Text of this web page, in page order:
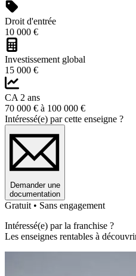
Droit d'entrée
10 000 €
Investissement global
15 000 €
CA 2 ans
70 000 € à 100 000 €
Intéressé(e) par cette enseigne ?
Demander une
documentation
Gratuit • Sans engagement
Intéressé(e) par la franchise ?
Les enseignes rentables à